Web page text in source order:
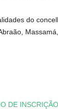
do
DE